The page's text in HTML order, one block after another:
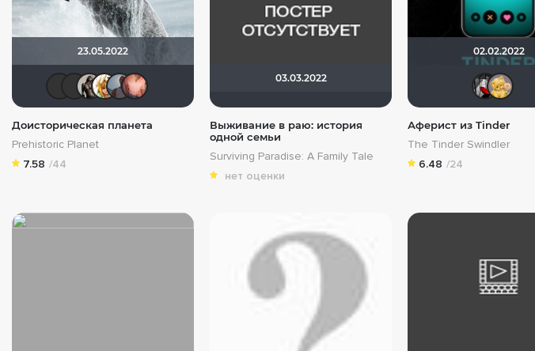
23.05.2022
GuJaMan
Макс Бро Hurricane Gabrielle
Доисторическая планета
Prehistoric Planet
7.58 /44
03.03.2022
Выживание в раю: история
одной семьи
Surviving Paradise: A Family Tale
нет оценки
02.02.2022
Аферист из Tinder
The Tinder Swindler
6.48 /24